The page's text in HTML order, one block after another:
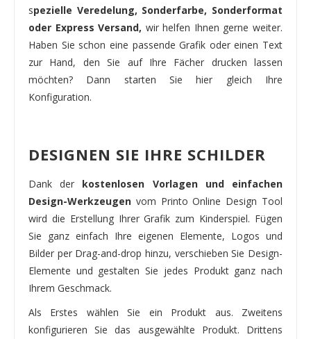
spezielle Veredelung, Sonderfarbe, Sonderformat
oder Express Versand, wir helfen Ihnen gerne weiter.
Haben Sie schon eine passende Grafik oder einen Text
zur Hand, den Sie auf Ihre Fächer drucken lassen
möchten? Dann starten Sie hier gleich Ihre
Konfiguration.
DESIGNEN SIE IHRE SCHILDER
Dank der kostenlosen Vorlagen und einfachen
Design-Werkzeugen vom Printo Online Design Tool
wird die Erstellung Ihrer Grafik zum Kinderspiel. Fügen
Sie ganz einfach Ihre eigenen Elemente, Logos und
Bilder per Drag-and-drop hinzu, verschieben Sie Design-
Elemente und gestalten Sie jedes Produkt ganz nach
Ihrem Geschmack.
Als Erstes wählen Sie ein Produkt aus. Zweitens
konfigurieren Sie das ausgewählte Produkt. Drittens